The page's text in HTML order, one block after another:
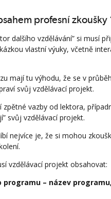
profesní
dalšího vzdělávání” si musí
vlastní výuky, včetně
mají tu výhodu, že se v
svůj vzdělávací projekt.
vazby od lektora,
svůj vzdělávací projekt.
nejvíce je, že si mohou
vzdělávací projekt obsahovat:
programu – název